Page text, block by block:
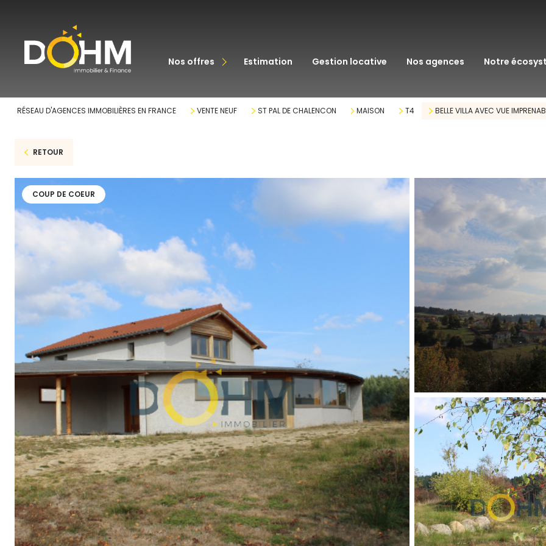
nos offres
acheter estimation gestion locative nos agences notre
courtage en
RÉSEAU D'AGENCES IMMOBILIÈRES EN FRANCE VENTE NEUF ST PAL DE CHALENCON MAISON T4 BELLE VILLA AVEC VUE
RETOUR
COUP DE COEUR